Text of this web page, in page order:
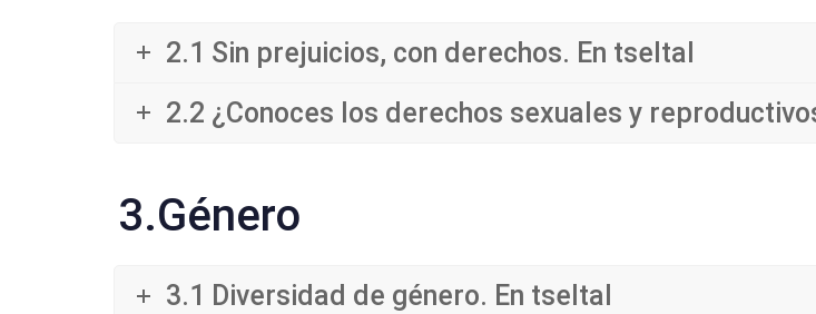
2.1 Sin prejuicios, con derechos. En tseltal
2.2 ¿Conoces los derechos sexuales y
3.Género
3.1 Diversidad de género. En tseltal